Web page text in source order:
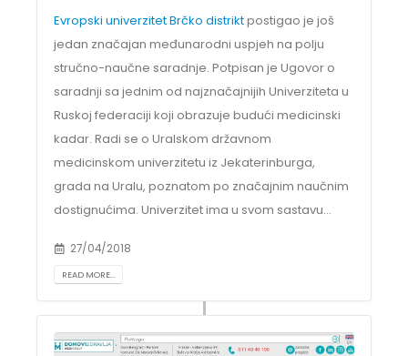
Evropski univerzitet Brčko distriktpostigao je još
jedan značajan međunarodni uspjeh na polju
stručno-naučne saradnje. Potpisan je Ugovor o
saradnji sa jednim od najznačajnijih Univerziteta u
Ruskoj federaciji koji obrazuje budući medicinski
kadar. Radi se o Uralskom državnom
medicinskom univerzitetu iz Jekaterinburga,
grada na Uralu, poznatom po značajnim naučnim
dostignućima. Univerzitet ima u svom sastavu...
27/04/2018
READ MORE...